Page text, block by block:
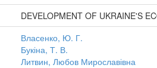
DEVELOPMENT OF UKRAINE'S
Власенко, Ю. Г.
Букіна, Т. В.
Литвин, Любов Мирославівна